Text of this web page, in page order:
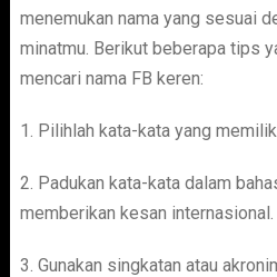
menemukan nama yang sesuai
minatmu. Berikut beberapa tips
mencari nama FB keren:
1. Pilihlah kata-kata yang
2. Padukan kata-kata dalam
memberikan kesan internasional.
3. Gunakan singkatan atau